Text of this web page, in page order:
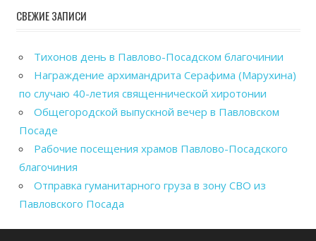
СВЕЖИЕ ЗАПИСИ
Тихонов день в Павлово-Посадском благочинии
Награждение архимандрита Серафима (Марухина)
по случаю 40-летия священнической хиротонии
Общегородской выпускной вечер в Павловском
Посаде
Рабочие посещения храмов Павлово-Посадского
благочиния
Отправка гуманитарного груза в зону СВО из
Павловского Посада